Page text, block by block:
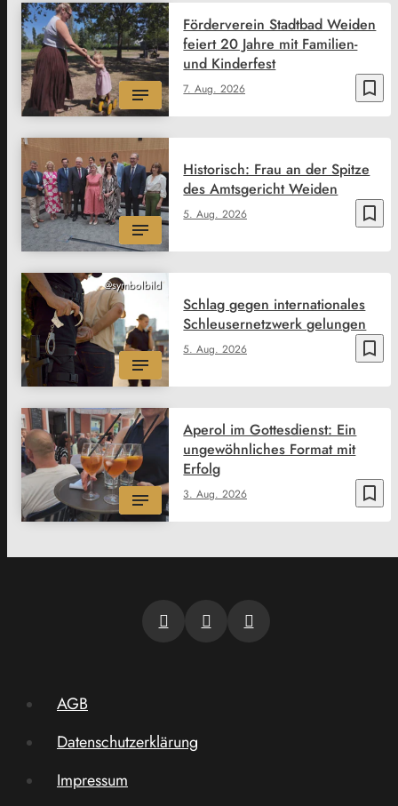
bookmark_border
7. Aug. 2026
Förderverein Stadtbad Weiden
feiert 20 Jahre mit Familien-
und Kinderfest
bookmark_border
5. Aug. 2026
Historisch: Frau an der Spitze
des Amtsgericht Weiden
@symbolbild
bookmark_border
5. Aug. 2026
Schlag gegen internationales
Schleusernetzwerk gelungen
bookmark_border
3. Aug. 2026
Aperol im Gottesdienst: Ein
ungewöhnliches Format mit
Erfolg
AGB
Datenschutzerklärung
Impressum